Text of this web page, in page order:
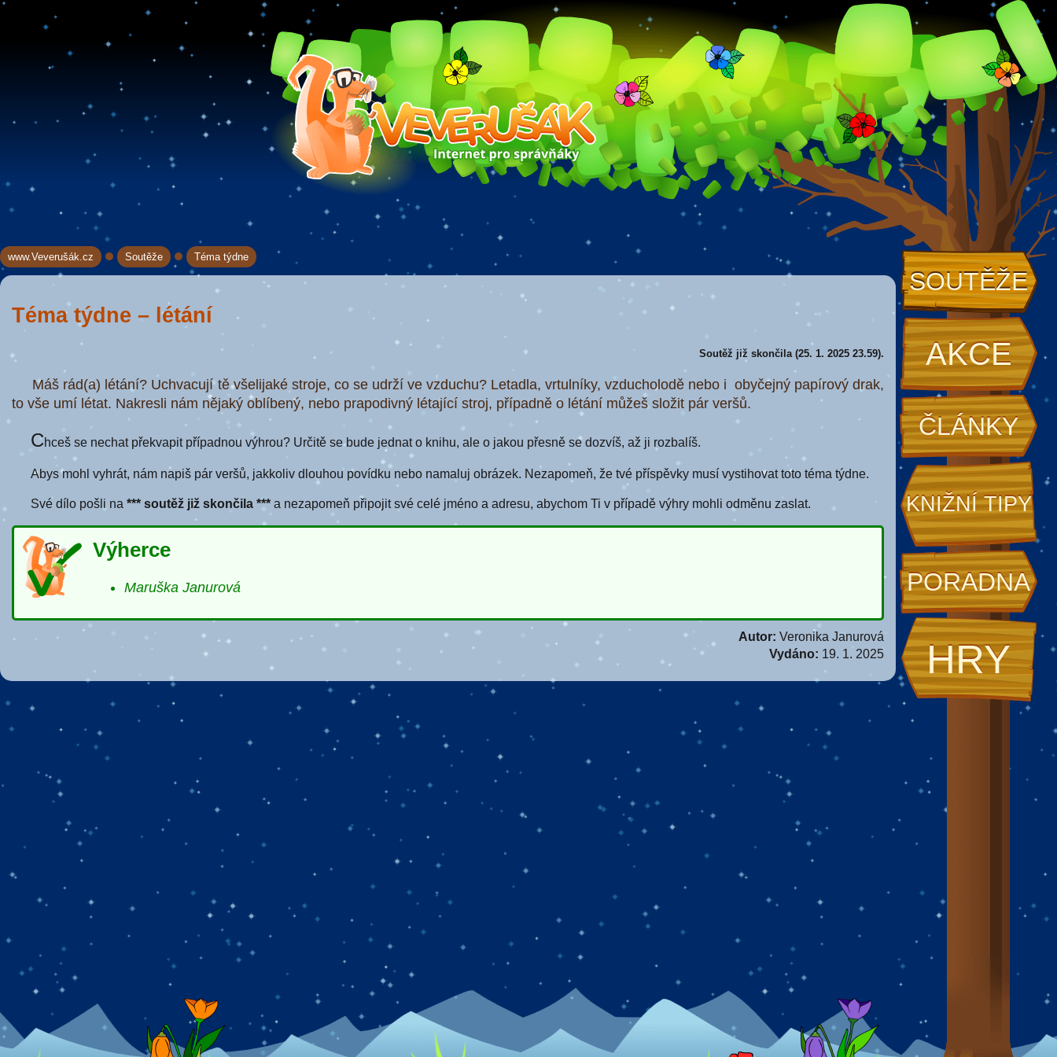
SOUTĚŽE
AKCE
ČLÁNKY
KNIŽNÍ TIPY
PORADNA
HRY
www.Veverušák.cz→ Soutěže
→ Téma týdne
Téma týdne – létání
Soutěž již skončila (25. 1. 2025 23.59).
Máš rád(a) létání? Uchvacují tě všelijaké stroje, co se udrží ve vzduchu? Letadla, vrtulníky, vzducholodě nebo i obyčejný papírový drak,
to vše umí létat. Nakresli nám nějaký oblíbený, nebo prapodivný létající stroj, případně o létání můžeš složit pár veršů.
Chceš se nechat překvapit případnou výhrou? Určitě se bude jednat o knihu, ale o jakou přesně se dozvíš, až ji rozbalíš.
Abys mohl vyhrát, nám napiš pár veršů, jakkoliv dlouhou povídku nebo namaluj obrázek. Nezapomeň, že tvé příspěvky musí vystihovat toto téma týdne.
Své dílo pošli na *** soutěž již skončila *** a nezapomeň připojit své celé jméno a adresu, abychom Ti v případě výhry mohli odměnu zaslat.
Výherce
Maruška Janurová
Autor: Veronika Janurová
Vydáno: 19. 1. 2025